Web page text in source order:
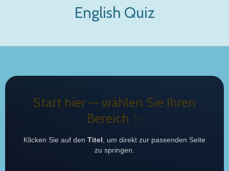
English Quiz
Start hier — wählen Sie Ihren
Bereich ✨
Klicken Sie auf den Titel , um direkt zur passenden Seite
zu springen.